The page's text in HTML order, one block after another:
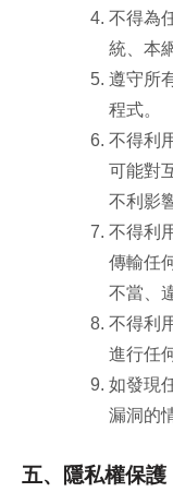
不得為
統、本
遵守所
程式。
不得利
可能對
不利影
不得利
傳輸任
不當、
不得利
進行任
如發現
漏洞的
五、隱私權保護